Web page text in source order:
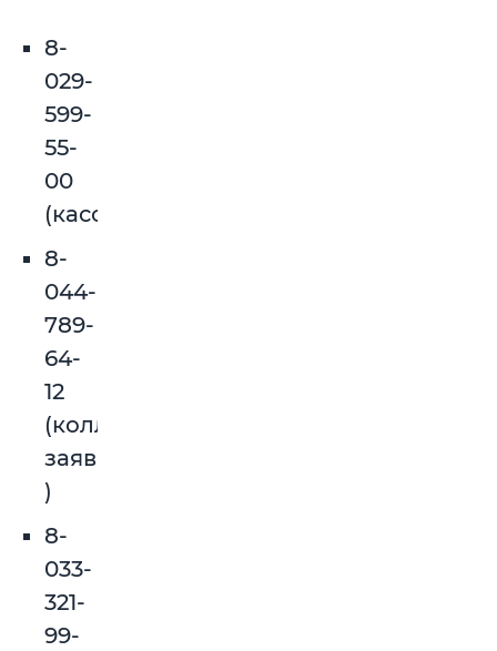
8-
029-
599-
55-
00
(касса)
8-
044-
789-
64-
12
(коллективные
заявки
)
8-
033-
321-
99-